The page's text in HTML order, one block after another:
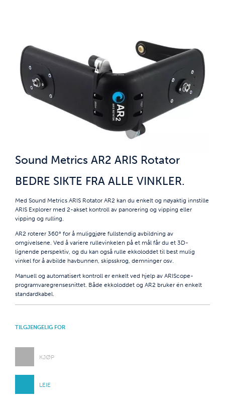
Sound Metrics AR2 ARIS Rotator
BEDRE SIKTE FRA ALLE VINKLER.
Med Sound Metrics ARIS Rotator AR2 kan du enkelt og nøyaktig innstille
ARIS Explorer med 2-akset kontroll av panorering og vipping eller
vipping og rulling.
AR2 roterer 360° for å muliggjøre fullstendig avbildning av
omgivelsene. Ved å variere rullevinkelen på et mål får du et 3D-
lignende perspektiv, og du kan også rulle ekkoloddet til best mulig
vinkel for å avbilde havbunnen, skipsskrog, demninger osv.
Manuell og automatisert kontroll er enkelt ved hjelp av ARIScope-
programvaregrensesnittet. Både ekkoloddet og AR2 bruker én enkelt
standardkabel.
TILGJENGELIG FOR
KJØP
LEIE